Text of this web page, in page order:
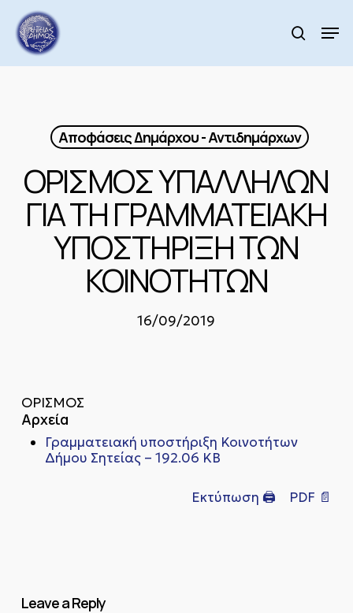
main
content
search
Αποφάσεις Δημάρχου - Αντιδημάρχων
ΟΡΙΣΜΟΣ ΥΠΑΛΛΗΛΩΝ
ΓΙΑ ΤΗ ΓΡΑΜΜΑΤΕΙΑΚΗ
ΥΠΟΣΤΗΡΙΞΗ ΤΩΝ
ΚΟΙΝΟΤΗΤΩΝ
16/09/2019
ΟΡΙΣΜΟΣ
Αρχεία
Γραμματειακή υποστήριξη Κοινοτήτων
Δήμου Σητείας – 192.06 KB
Εκτύπωση 🖨 PDF 📄
Leave a Reply
Menu